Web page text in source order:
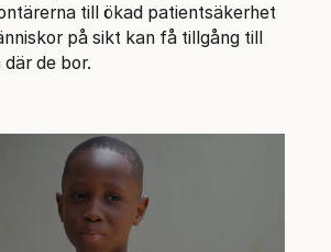
till ökad patientsäkerhet
på sikt kan få tillgång till
de bor.